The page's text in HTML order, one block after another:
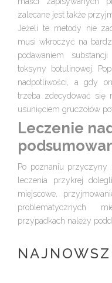
zalecane jest także
Jeżeli te metody nie
musi wkroczyć na
podawaniem
toksyny botulinowej.
nadpotliwości, a gdy
trzeba zdecydować się
usunięciem gruczołów
Leczenie
Po poznaniu przyczyny
leczenia przykrej
miejscowe,
problematycznych
przypadkach należy